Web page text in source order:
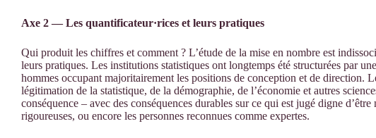
Axe 2 — Les quantificateur·rices et leurs pratiques
Qui produit les chiffres et comment ? L’étude de la mise en nombre est
leurs pratiques. Les institutions statistiques ont longtemps été structurées par
hommes occupant majoritairement les positions de conception et de direction.
légitimation de la statistique, de la démographie, de l’économie et autres
conséquence – avec des conséquences durables sur ce qui est jugé digne
rigoureuses, ou encore les personnes reconnues comme expertes.